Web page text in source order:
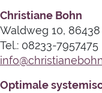
Christiane Bohn
Waldweg 10,
Tel.: 08233-7957475
Optimale